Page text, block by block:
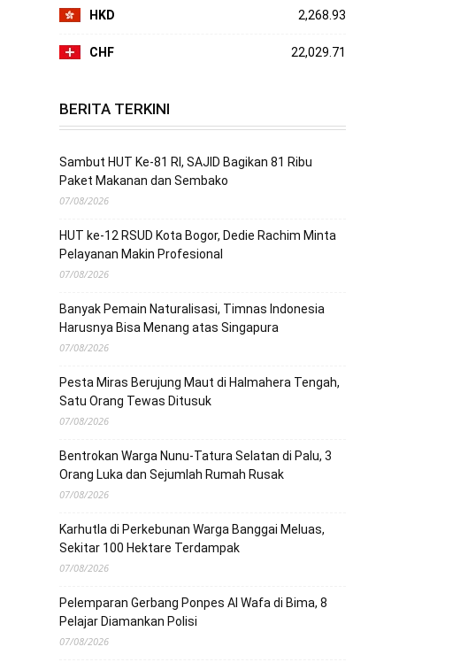
HKD 2,268.93
CHF 22,029.71
BERITA TERKINI
Sambut HUT Ke-81 RI, SAJID Bagikan 81 Ribu
Paket Makanan dan Sembako
07/08/2026
HUT ke-12 RSUD Kota Bogor, Dedie Rachim Minta
Pelayanan Makin Profesional
07/08/2026
Banyak Pemain Naturalisasi, Timnas Indonesia
Harusnya Bisa Menang atas Singapura
07/08/2026
Pesta Miras Berujung Maut di Halmahera Tengah,
Satu Orang Tewas Ditusuk
07/08/2026
Bentrokan Warga Nunu-Tatura Selatan di Palu, 3
Orang Luka dan Sejumlah Rumah Rusak
07/08/2026
Karhutla di Perkebunan Warga Banggai Meluas,
Sekitar 100 Hektare Terdampak
07/08/2026
Pelemparan Gerbang Ponpes Al Wafa di Bima, 8
Pelajar Diamankan Polisi
07/08/2026